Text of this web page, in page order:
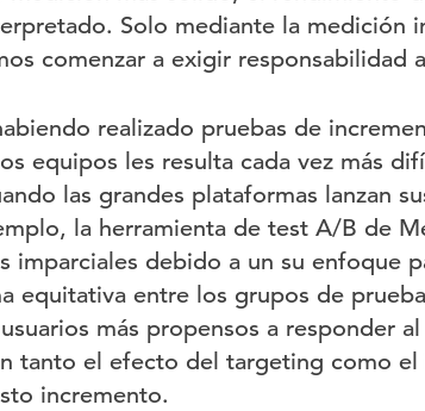
Solo mediante la medición
comenzar a exigir responsabilidad
realizado pruebas de
equipos les resulta cada vez más
las grandes plataformas lanzan
la herramienta de test A/B de
imparciales debido a un su enfoque
equitativa entre los grupos de
más propensos a responder
tanto el efecto del targeting como
incremento.